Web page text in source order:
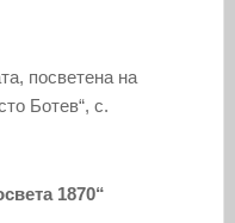
посветена на
Ботев“, с.
1870“